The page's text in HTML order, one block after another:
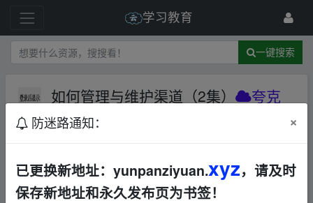
学习教育
一键搜索
如何管理与维护渠道（2集）
夸克
网盘
本帖含有隐藏内容，请您 回复 后查看
防迷路通知： ×
已更换新地址：yunpanziyuan.xyz，请及时
保存新地址和永久发布页为书签！